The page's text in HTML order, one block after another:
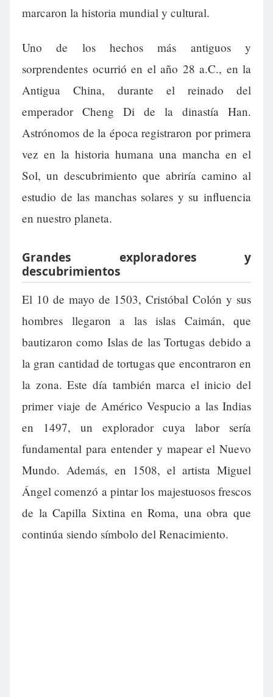
marcaron la historia mundial y cultural.
Uno de los hechos más antiguos y
sorprendentes ocurrió en el año 28 a.C., en la
Antigua China, durante el reinado del
emperador Cheng Di de la dinastía Han.
Astrónomos de la época registraron por primera
vez en la historia humana una mancha en el
Sol, un descubrimiento que abriría camino al
estudio de las manchas solares y su influencia
en nuestro planeta.
Grandes exploradores y
descubrimientos
El 10 de mayo de 1503, Cristóbal Colón y sus
hombres llegaron a las islas Caimán, que
bautizaron como Islas de las Tortugas debido a
la gran cantidad de tortugas que encontraron en
la zona. Este día también marca el inicio del
primer viaje de Américo Vespucio a las Indias
en 1497, un explorador cuya labor sería
fundamental para entender y mapear el Nuevo
Mundo. Además, en 1508, el artista Miguel
Ángel comenzó a pintar los majestuosos frescos
de la Capilla Sixtina en Roma, una obra que
continúa siendo símbolo del Renacimiento.